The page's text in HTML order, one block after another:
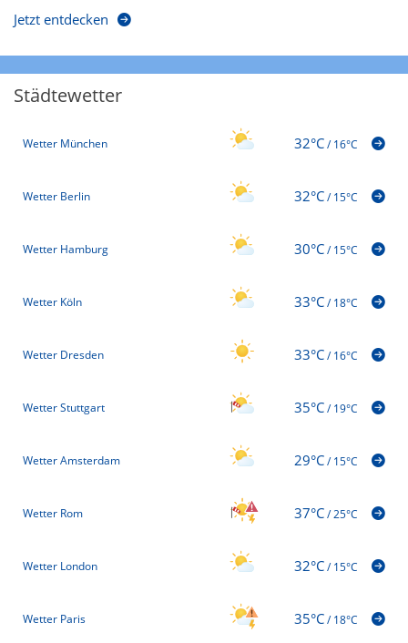
Jetzt entdecken
Städtewetter
Wetter München 32°C/16°C
Wetter Berlin 32°C/15°C
Wetter Hamburg 30°C/15°C
Wetter Köln 33°C/18°C
Wetter Dresden 33°C/16°C
Wetter Stuttgart 35°C/19°C
Wetter Amsterdam 29°C/15°C
Wetter Rom 37°C/25°C
Wetter London 32°C/15°C
Wetter Paris 35°C/18°C